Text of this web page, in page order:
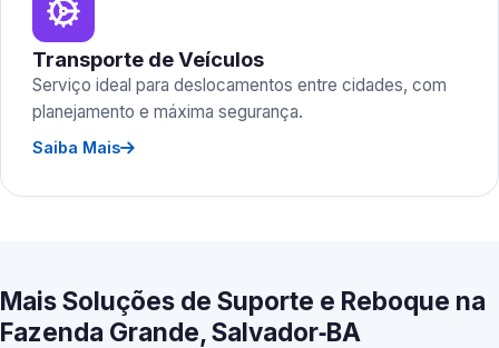
Transporte de Veículos
Serviço ideal para deslocamentos entre cidades, com
planejamento e máxima segurança.
Saiba Mais
Mais Soluções de Suporte e Reboque na
Fazenda Grande, Salvador‑BA